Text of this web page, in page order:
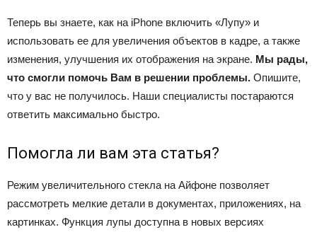
Теперь вы знаете, как на iPhone включить «Лупу» и
использовать ее для увеличения объектов в кадре, а также
изменения, улучшения их отображения на экране. Мы рады,
что смогли помочь Вам в решении проблемы. Опишите,
что у вас не получилось. Наши специалисты постараются
ответить максимально быстро.
Помогла ли вам эта статья?
Режим увеличительного стекла на Айфоне позволяет
рассмотреть мелкие детали в документах, приложениях, на
картинках. Функция лупы доступна в новых версиях